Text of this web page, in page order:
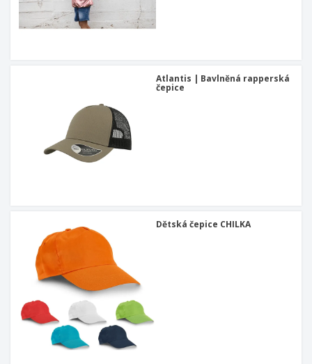
Atlantis | Bavlněná rapperská
čepice
Dětská čepice CHILKA